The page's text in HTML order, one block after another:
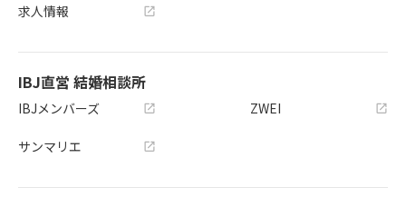
求人情報
IBJ直営 結婚相談所
IBJメンバーズ
サンマリエ
ZWEI